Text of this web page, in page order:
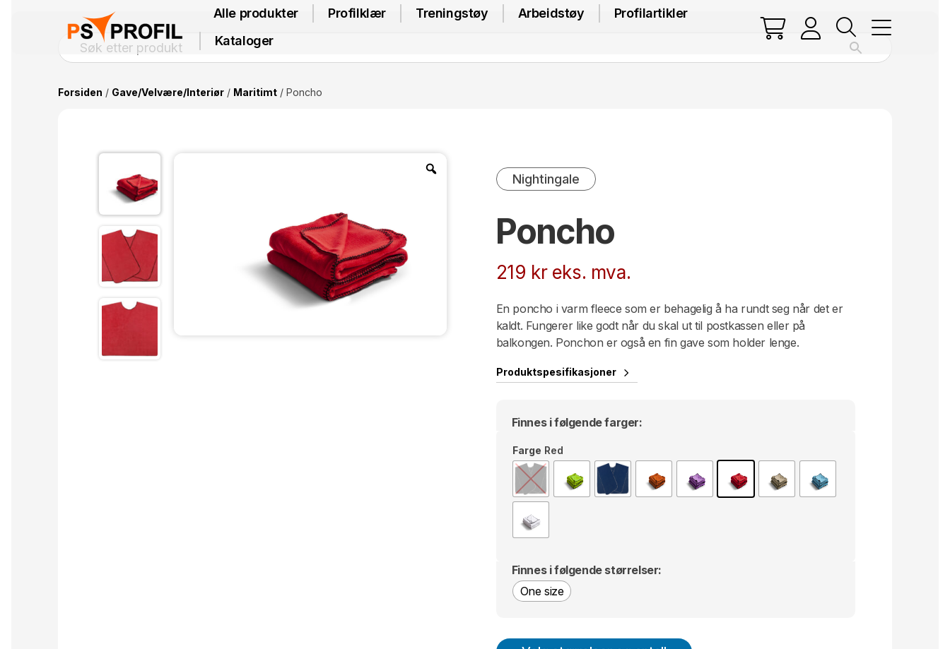
Alle produkter Profilklær Treningstøy Arbeidstøy
Profilartikler
Kataloger
Forsiden / Gave/Velvære/Interiør/ Maritimt/ Poncho
Nightingale
Poncho
219 kr eks. mva.
En poncho i varm fleece som er behagelig å ha rundt seg når det er
kaldt. Fungerer like godt når du skal ut til postkassen eller på
balkongen. Ponchon er også en fin gave som holder lenge.
Produktspesifikasjoner
Finnes i følgende farger:
Farge Red
Finnes i følgende størrelser:
One size